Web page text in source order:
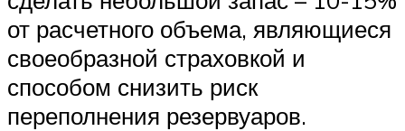
от расчетного объема, являющиеся
своеобразной страховкой и
способом снизить риск
переполнения резервуаров.